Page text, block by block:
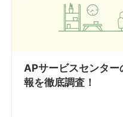
APサービスセンタ
報を徹底調査！